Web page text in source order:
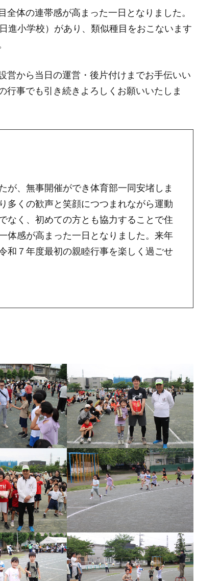
体の連帯感が高まった一日となりました。
進小学校）があり、類似種目をおこないます
営から当日の運営・後片付けまでお手伝いい
行事でも引き続きよろしくお願いいたしま
が、無事開催ができ体育部一同安堵しま
多くの歓声と笑顔につつまれながら運動
なく、初めての方とも協力することで住
体感が高まった一日となりました。来年
和７年度最初の親睦行事を楽しく過ごせ